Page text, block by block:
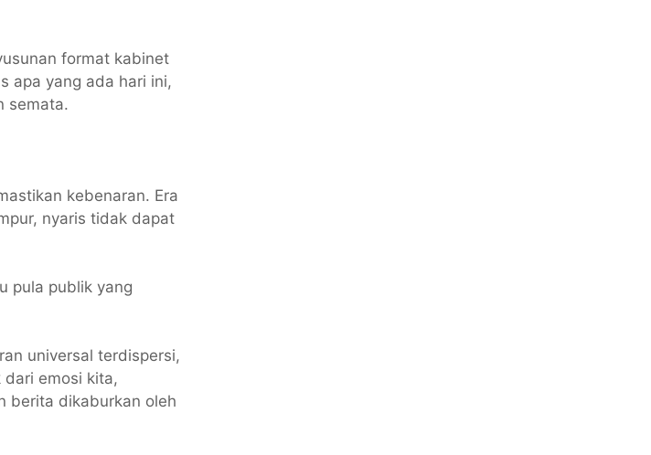
format kabinet
apa yang ada hari ini,
semata.
kebenaran. Era
nyaris tidak dapat
pula publik yang
universal terdispersi,
emosi kita,
berita dikaburkan oleh